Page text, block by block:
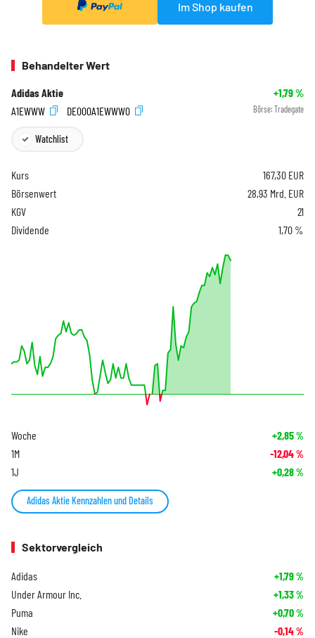
Im Shop kaufen
Behandelter Wert
Adidas Aktie +1,79%
A1EWWW
DE000A1EWWW0 Börse: Tradegate
Watchlist
Kurs 167,30 EUR
Börsenwert
28,93 Mrd. EUR
KGV
21
Dividende
1,70 %
Woche +2,85%
1M -12,04%
1J +0,28%
Adidas Aktie Kennzahlen und Details
Sektorvergleich
Adidas +1,79%
Under Armour Inc. +1,33%
Puma +0,70%
Nike -0,14%